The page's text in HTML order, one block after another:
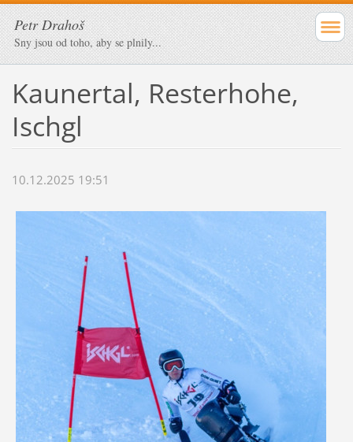
Petr Drahoš
Sny jsou od toho, aby se plnily...
Kaunertal, Resterhohe,
Ischgl
10.12.2025 19:51